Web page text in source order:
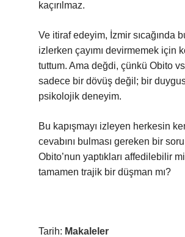
kaçırılmaz.
Ve itiraf edeyim, İzmir sıcağında
izlerken çayımı devirmemek için
tuttum. Ama değdi, çünkü Obito
sadece bir dövüş değil; bir
psikolojik deneyim.
Bu kapışmayı izleyen herkesin
cevabını bulması gereken bir
Obito’nun yaptıkları affedilebilir
tamamen trajik bir düşman mı?
Tarih: Makaleler